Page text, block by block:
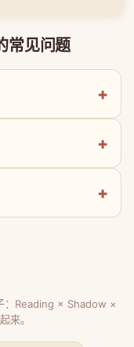
常见问题
：Reading × Shadow ×
来。